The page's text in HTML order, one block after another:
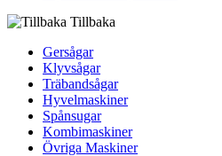
Tillbaka
Gersågar
Klyvsågar
Träbandsågar
Hyvelmaskiner
Spånsugar
Kombimaskiner
Övriga Maskiner